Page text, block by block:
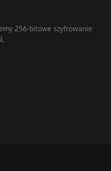
256-bitowe szyfrowanie